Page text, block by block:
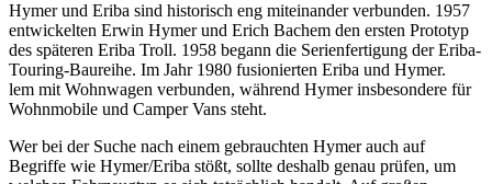
Hymer und Eriba sind historisch eng miteinander verbunden. 1957
entwickelten Erwin Hymer und Erich Bachem den ersten Prototyp
des späteren Eriba Troll. 1958 begann die Serienfertigung der Eriba-
Touring-Baureihe. Im Jahr 1980 fusionierten Eriba und Hymer.
lem mit Wohnwagen verbunden, während Hymer insbesondere für
Wohnmobile und Camper Vans steht.
Wer bei der Suche nach einem gebrauchten Hymer auch auf
Begriffe wie Hymer/Eriba stößt, sollte deshalb genau prüfen, um